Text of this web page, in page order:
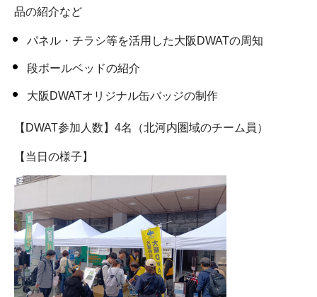
品の紹介など
パネル・チラシ等を活用した大阪DWATの周知
段ボールベッドの紹介
大阪DWATオリジナル缶バッジの制作
【DWAT参加人数】4名（北河内圏域のチーム員）
【当日の様子】